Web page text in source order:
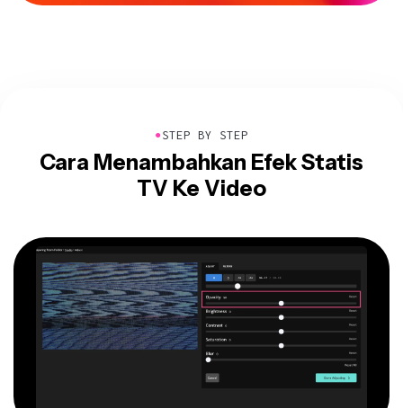
●STEP BY STEP
Cara Menambahkan Efek Statis
TV Ke Video